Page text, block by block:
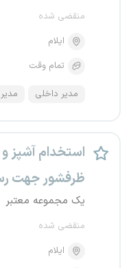
منقضی شده
ایلام
تمام وقت
مدیر داخلی
استخدام آشپز
ظرفشور جهت
یک مجموعه معتبر
منقضی شده
ایلام